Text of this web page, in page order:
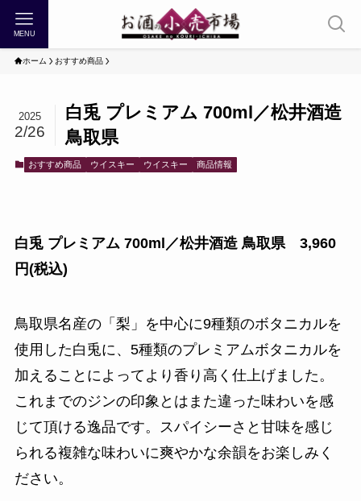
MENU
ホーム おすすめ商品
白兎 プレミアム 700ml／松井酒造
鳥取県
2025
2/26
おすすめ商品 ウイスキー ウイスキー 商品情報
白兎 プレミアム 700ml／松井酒造 鳥取県 3,960
円(税込)
鳥取県名産の「梨」を中心に9種類のボタニカルを
使用した白兎に、5種類のプレミアムボタニカルを
加えることによってより香り高く仕上げました。
これまでのジンの印象とはまた違った味わいを感
じて頂ける逸品です。スパイシーさと甘味を感じ
られる複雑な味わいに爽やかな余韻をお楽しみく
ださい。